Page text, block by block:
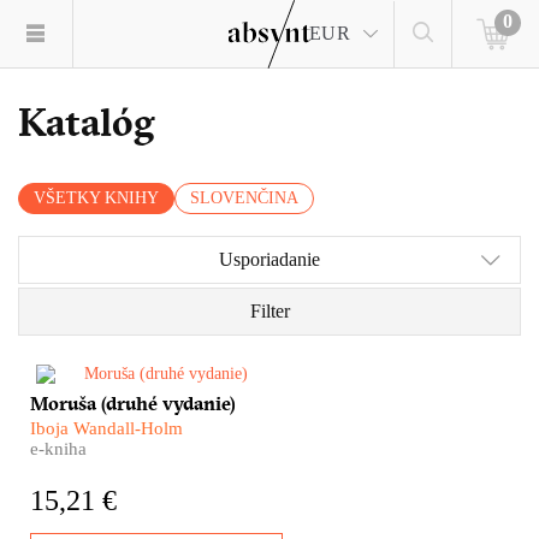
EUR
0
Katalóg
VŠETKY KNIHY SLOVENČINA
Usporiadanie
Filter
​Moruša Iboje Wandall-Holm je
dôležitým kamienkom do
mozaiky dejín vojnového
len o tom, nie je len
Moruša (druhé vydanie)
Iboja Wandall-Holm
e-kniha
15,21 €